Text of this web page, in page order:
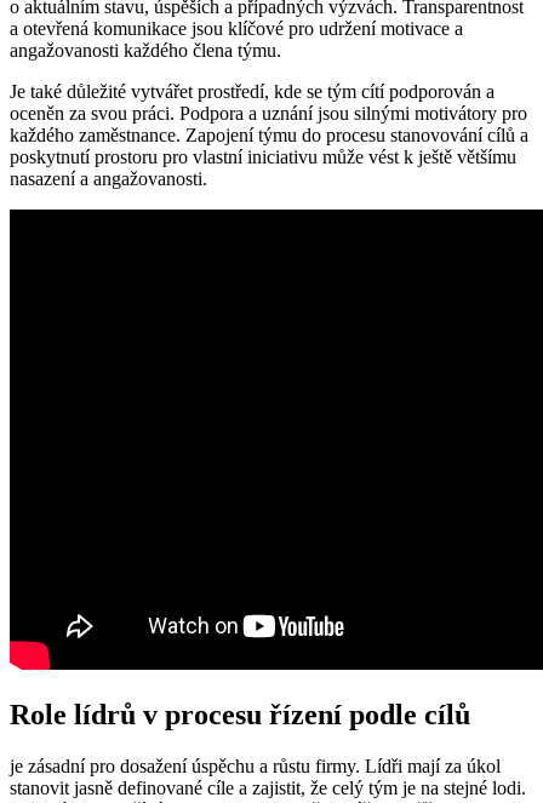
o aktuálním stavu, úspěších a případných výzvách. Transparentnost
a otevřená komunikace jsou klíčové pro udržení motivace a
angažovanosti každého člena týmu.
Je také důležité vytvářet prostředí, kde se tým cítí podporován a
oceněn za svou práci. Podpora a uznání jsou silnými motivátory pro
každého zaměstnance. Zapojení týmu do procesu stanovování cílů a
poskytnutí prostoru pro vlastní iniciativu může vést k ještě většímu
nasazení a angažovanosti.
Role lídrů v procesu řízení podle cílů
je zásadní pro dosažení úspěchu a růstu firmy. Lídři mají za úkol
stanovit jasně definované cíle a zajistit, že celý tým je na stejné lodi.